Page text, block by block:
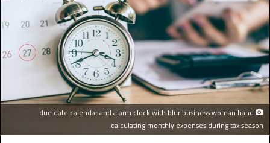
due date calendar and alarm clock with blur business woman hand
calculating monthly expenses during tax season.